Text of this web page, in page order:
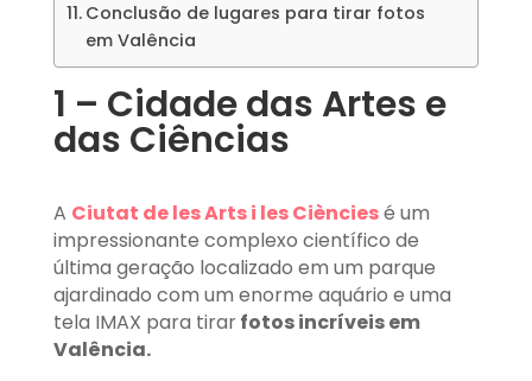
Conclusão de lugares para tirar fotos
em Valência
1 – Cidade das Artes e
das Ciências
A Ciutat de les Arts i les Ciènciesé um
impressionante complexo científico de
última geração localizado em um parque
ajardinado com um enorme aquário e uma
tela IMAX para tirarfotos incríveis em
Valência.